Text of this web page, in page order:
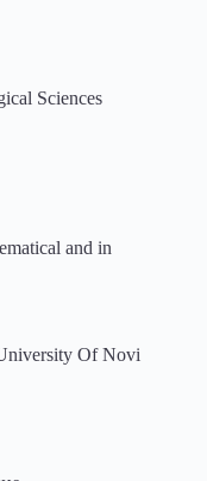
Sciences
and in
Of Novi